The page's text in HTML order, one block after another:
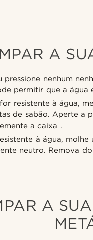
A
pressione nenhum
permitir que a água
for resistente à água,
de sabão. Aperte a
a caixa .
à água,
neutro. Remova
A